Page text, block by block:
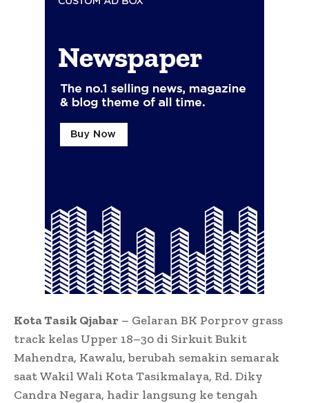
Kota Tasik Qjabar – Gelaran BK Porprov grass
track kelas Upper 18–30 di Sirkuit Bukit
Mahendra, Kawalu, berubah semakin semarak
saat Wakil Wali Kota Tasikmalaya, Rd. Diky
Candra Negara, hadir langsung ke tengah